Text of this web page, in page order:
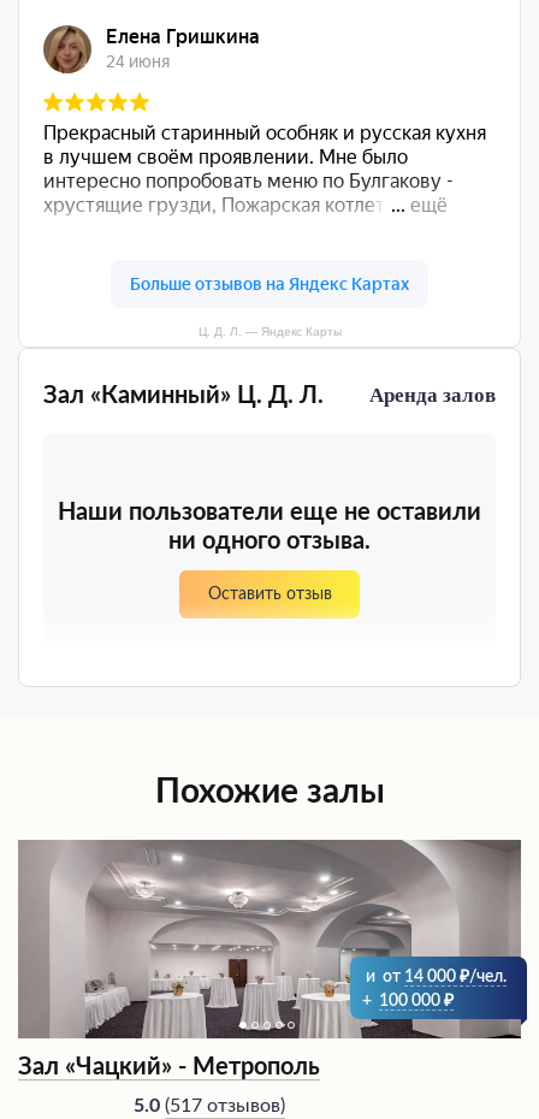
Зал «Каминный» Ц. Д. Л. Аренда залов
Наши пользователи еще не оставили
ни одного отзыва.
Оставить отзыв
Ц. Д. Л. — Яндекс Карты
Похожие залы
и от 14 000
/чел.
+ 100 000
Зал «Чацкий» - Метрополь
5.0 (517 отзывов)